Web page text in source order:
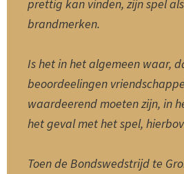
prettig kan vinden, zijn spel
brandmerken.
Is het in het algemeen waar,
beoordeelingen
waardeerend moeten zijn, in
het geval met het spel,
Toen de Bondswedstrijd te